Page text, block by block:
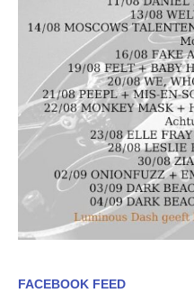
FACEBOOK FEED